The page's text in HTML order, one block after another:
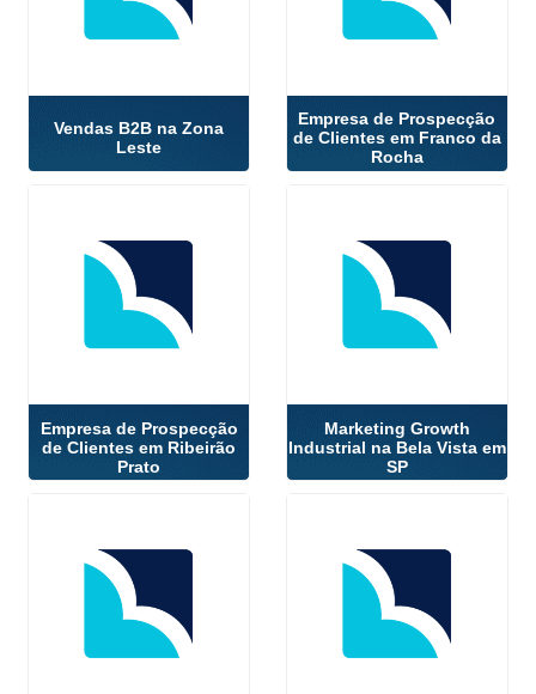
Vendas B2B na Zona
Leste
Empresa de Prospecção
de Clientes em Franco da
Rocha
Empresa de Prospecção
de Clientes em Ribeirão
Prato
Marketing Growth
Industrial na Bela Vista em
SP